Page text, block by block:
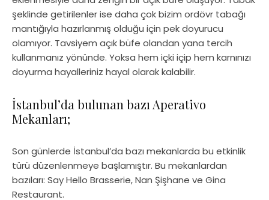
şeklinde getirilenler ise daha çok bizim ordövr tabağı
mantığıyla hazırlanmış olduğu için pek doyurucu
olamıyor. Tavsiyem açık büfe olandan yana tercih
kullanmanız yönünde. Yoksa hem içki içip hem karnınızı
doyurma hayalleriniz hayal olarak kalabilir.
İstanbul’da bulunan bazı Aperativo
Mekanları;
Son günlerde İstanbul’da bazı mekanlarda bu etkinlik
türü düzenlenmeye başlamıştır. Bu mekanlardan
bazıları: Say Hello Brasserie, Nan Şişhane ve Gina
Restaurant.